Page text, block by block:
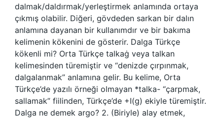
dalmak/daldırmak/yerleştirmek anlamında ortaya
çıkmış olabilir. Diğeri, gövdeden sarkan bir dalın
anlamına dayanan bir kullanımdır ve bir bakıma
kelimenin kökenini de gösterir. Dalga Türkçe
kökenli mi? Orta Türkçe talkaġ veya talkan
kelimesinden türemiştir ve “denizde çırpınmak,
dalgalanmak” anlamına gelir. Bu kelime, Orta
Türkçe’de yazılı örneği olmayan *talka- “çarpmak,
sallamak” fiilinden, Türkçe’de +I(g) ekiyle türemiştir.
Dalga ne demek argo? 2. (Biriyle) alay etmek,